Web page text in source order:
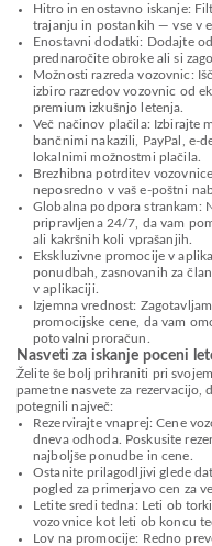
Hitro in enostavno iskanje:
trajanju in postankih — vse v
Enostavni dodatki: Dodajte
prednaročite obroke ali si
Možnosti razreda vozovnic:
izbiro razredov vozovnic od
premium izkušnjo letenja.
Več načinov plačila: Izbirajte
bančnimi nakazili, PayPal, e-
lokalnimi možnostmi plačila.
Brezhibna potrditev
neposredno v vaš e-poštni
Globalna podpora strankam:
pripravljena 24/7, da vam
ali kakršnih koli vprašanjih.
Ekskluzivne promocije v
ponudbah, zasnovanih za
v aplikaciji.
Izjemna vrednost:
promocijske cene, da vam
potovalni proračun.
Nasveti za iskanje poceni
Želite še bolj prihraniti pri
pametne nasvete za rezervacijo,
potegnili največ:
Rezervirajte vnaprej: Cene
dneva odhoda. Poskusite
najboljše ponudbe in cene.
Ostanite prilagodljivi glede
pogled za primerjavo cen za
Letite sredi tedna: Leti ob
vozovnice kot leti ob koncu
Lov na promocije: Redno